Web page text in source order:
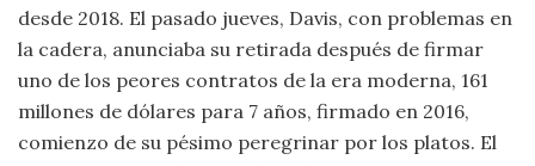
desde 2018. El pasado jueves, Davis, con problemas en
la cadera, anunciaba su retirada después de firmar
uno de los peores contratos de la era moderna, 161
millones de dólares para 7 años, firmado en 2016,
comienzo de su pésimo peregrinar por los platos. El